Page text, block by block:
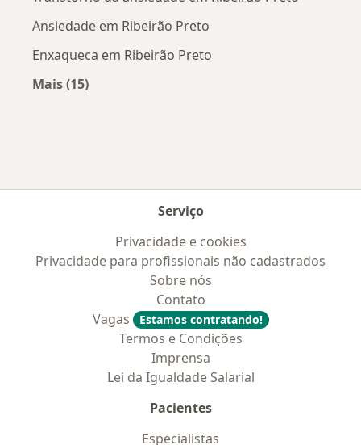
Ansiedade em Ribeirão Preto
Enxaqueca em Ribeirão Preto
Mais (15)
Serviço
Privacidade e cookies
Privacidade para profissionais não cadastrados
Sobre nós
Contato
Vagas
Estamos contratando!
Termos e Condições
Imprensa
Lei da Igualdade Salarial
Pacientes
Especialistas